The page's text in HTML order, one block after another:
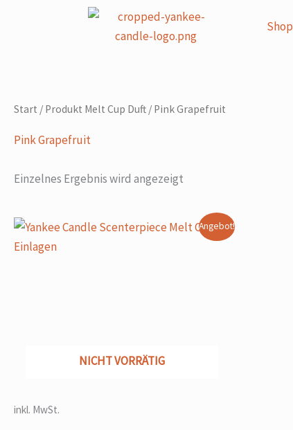
Shop
Start / Produkt Melt Cup Duft / Pink Grapefruit
Pink Grapefruit
Einzelnes Ergebnis wird angezeigt
Angebot!
NICHT VORRÄTIG
inkl. MwSt.
Ursprünglicher
war:
AktuellerDieses
Optionen